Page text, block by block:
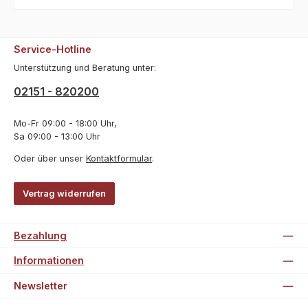
Service-Hotline
Unterstützung und Beratung unter:
02151 - 820200
Mo-Fr 09:00 - 18:00 Uhr,
Sa 09:00 - 13:00 Uhr
Oder über unser Kontaktformular.
Vertrag widerrufen
Bezahlung
Informationen
Newsletter